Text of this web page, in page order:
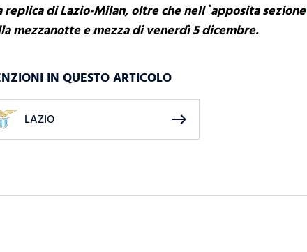
replica di Lazio-Milan, oltre che nell`apposita sezione
mezzanotte e mezza di venerdì 5 dicembre.
IN QUESTO ARTICOLO
LAZIO east